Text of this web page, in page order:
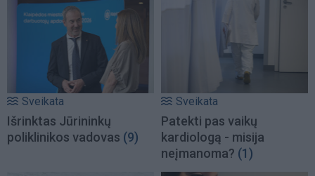
Sveikata
Išrinktas Jūrininkų
poliklinikos vadovas (9)
Sveikata
Patekti pas vaikų
kardiologą - misija
neįmanoma? (1)